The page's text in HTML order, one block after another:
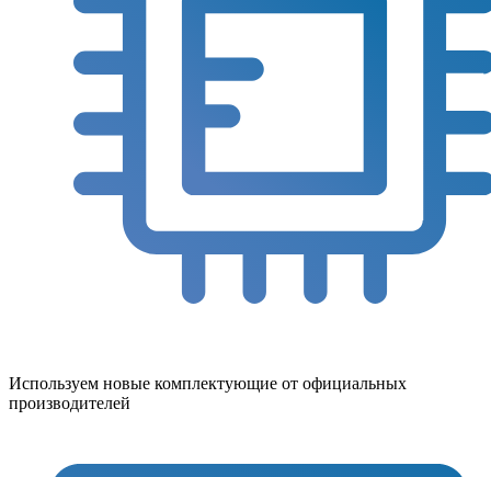
Используем новые комплектующие от официальных
производителей